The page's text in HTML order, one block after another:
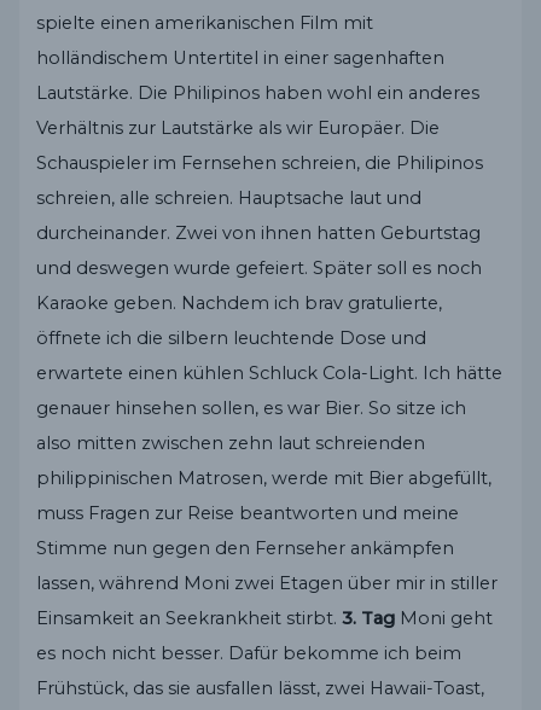
spielte einen amerikanischen Film mit
holländischem Untertitel in einer sagenhaften
Lautstärke. Die Philipinos haben wohl ein anderes
Verhältnis zur Lautstärke als wir Europäer. Die
Schauspieler im Fernsehen schreien, die Philipinos
schreien, alle schreien. Hauptsache laut und
durcheinander. Zwei von ihnen hatten Geburtstag
und deswegen wurde gefeiert. Später soll es noch
Karaoke geben. Nachdem ich brav gratulierte,
öffnete ich die silbern leuchtende Dose und
erwartete einen kühlen Schluck Cola-Light. Ich hätte
genauer hinsehen sollen, es war Bier. So sitze ich
also mitten zwischen zehn laut schreienden
philippinischen Matrosen, werde mit Bier abgefüllt,
muss Fragen zur Reise beantworten und meine
Stimme nun gegen den Fernseher ankämpfen
lassen, während Moni zwei Etagen über mir in stiller
Einsamkeit an Seekrankheit stirbt.3. Tag Moni geht
es noch nicht besser. Dafür bekomme ich beim
Frühstück, das sie ausfallen lässt, zwei Hawaii-Toast,